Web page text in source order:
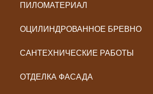
ПИЛОМАТЕРИАЛ
ОЦИЛИНДРОВАННОЕ БРЕВНО
САНТЕХНИЧЕСКИЕ РАБОТЫ
ОТДЕЛКА ФАСАДА